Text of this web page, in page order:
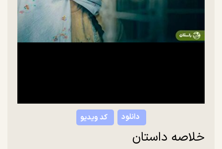
Video
کد ویدیو دانلود
خلاصه داستان